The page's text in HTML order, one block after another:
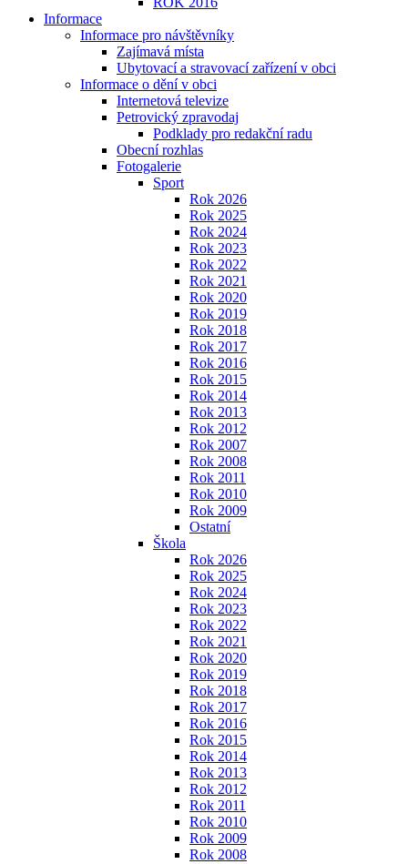
Informace
Informace pro návštěvníky
Zajímavá místa
Ubytovací a stravovací zařízení v obci
Informace o dění v obci
Internetová televize
Petrovický zpravodaj
Podklady pro redakční radu
Obecní rozhlas
Fotogalerie
Sport
Rok 2026
Rok 2025
Rok 2024
Rok 2023
Rok 2022
Rok 2021
Rok 2020
Rok 2019
Rok 2018
Rok 2017
Rok 2016
Rok 2015
Rok 2014
Rok 2013
Rok 2012
Rok 2007
Rok 2008
Rok 2011
Rok 2010
Rok 2009
Ostatní
Škola
Rok 2026
Rok 2025
Rok 2024
Rok 2023
Rok 2022
Rok 2021
Rok 2020
Rok 2019
Rok 2018
Rok 2017
Rok 2016
Rok 2015
Rok 2014
Rok 2013
Rok 2012
Rok 2011
Rok 2010
Rok 2009
Rok 2008